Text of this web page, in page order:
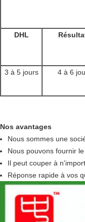
DHL
3 à 5 jours
4 à 6
Nos avantages
Nous sommes une
Nous pouvons fournir
Il peut couper à
Réponse rapide à vos